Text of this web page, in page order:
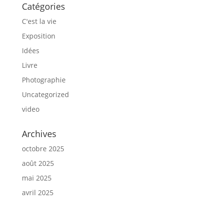
Catégories
C'est la vie
Exposition
Idées
Livre
Photographie
Uncategorized
video
Archives
octobre 2025
août 2025
mai 2025
avril 2025